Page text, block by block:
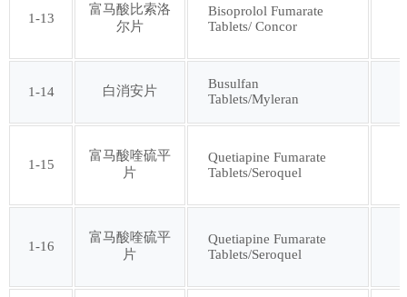
第五十一批 第五十二批
第五十三批 第五十四批
第五十五批 第五十六批
第五十七批 第五十八批
1-13
富马酸比索洛
尔片
Bisoprolol Fumarate
Tablets/ Concor
1-14 白消安片
Busulfan
Tablets/Myleran
1-15
富马酸喹硫平
片
Quetiapine Fumarate
Tablets/Seroquel
1-16
富马酸喹硫平
片
Quetiapine Fumarate
Tablets/Seroquel